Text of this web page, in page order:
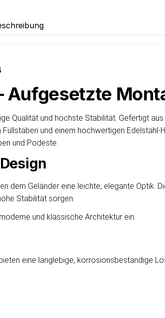
Aufgesetzte
Qualität und höchste Stabilität. Gefertigt aus
und einem hochwertigen Edelstahl-
und Podeste.
dem Geländer eine leichte, elegante Optik.
Stabilität sorgen.
und klassische Architektur ein.
eine langlebige, korrosionsbeständige